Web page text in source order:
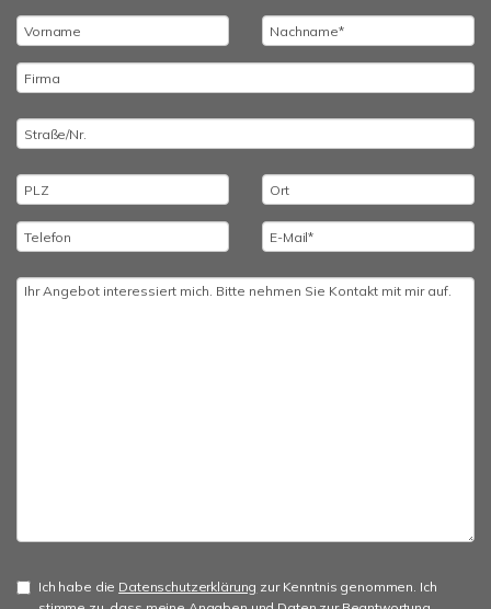
Ich habe die Datenschutzerklärung zur Kenntnis genommen. Ich